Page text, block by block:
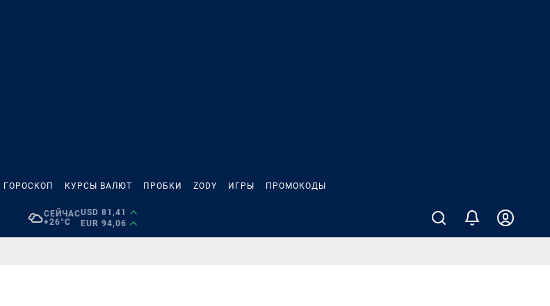
ГОРОСКОП КУРСЫ ВАЛЮТ ПРОБКИ ZODY ИГРЫ ПРОМОКОДЫ
СЕЙЧАС
+26°C
USD 81,41
EUR 94,06